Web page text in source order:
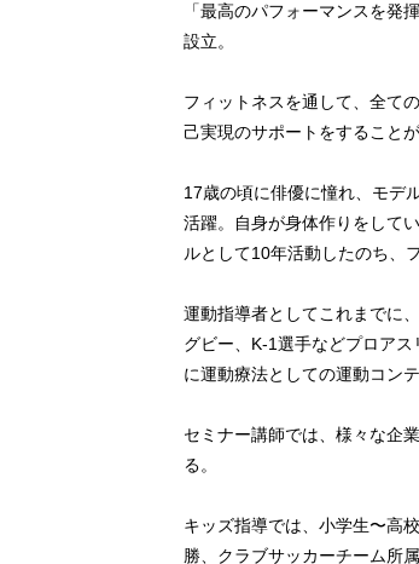
「最高のパフォーマンスを発
設立。
フィットネスを通して、全て
己実現のサポートをすること
17歳の頃に俳優に憧れ、モデ
活躍。自身が身体作りをして
ルとして10年活動したのち、
運動指導者としてこれまでに
グビー、K-1選手などプロア
に運動療法としての運動コンテ
セミナー講師では、様々な企
る。
キッズ指導では、小学生〜高
勝、クラブサッカーチーム所